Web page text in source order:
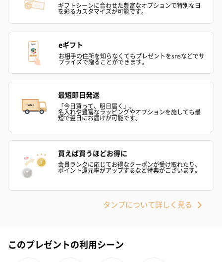
ギフトシーンに合わせた豊富なオプションで特別な日
を彩るカスタマイズが可能です。
eギフト
お相手の住所を知らなくてもプレゼントをsnsなどでサ
プライズで贈ることができます。
最短即日発送
「今日買って、明日届く」。
名入れや豊富なラッピングやオプションを施しても最
短で翌日にお届けが可能です。
買えば買うほどお得に
会員ランクに応じてお得なクーポンが受け取れたり、
ポイント還元率がアップするなど特典がございます。
タンプについて詳しく見る
このプレゼントの利用シーン